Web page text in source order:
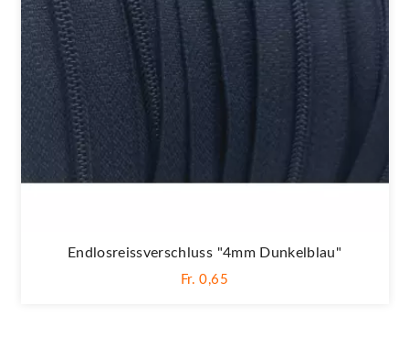
Endlosreissverschluss "4mm Dunkelblau"
Fr. 0,65